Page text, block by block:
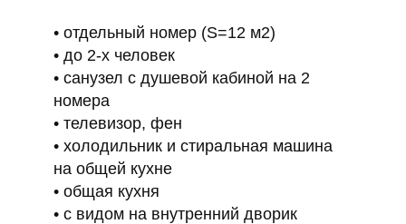
отдельный номер (S=12 м2)
до 2-х человек
санузел с душевой кабиной на 2
номера
телевизор, фен
холодильник и стиральная машина
на общей кухне
общая кухня
с видом на внутренний дворик